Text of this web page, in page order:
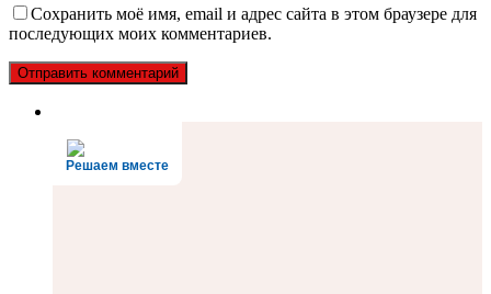
Сохранить моё имя, email и адрес сайта в этом браузере для
последующих моих комментариев.
Решаем вместе